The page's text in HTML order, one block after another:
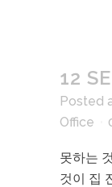
12
Posted
Office
못하는
것이 집